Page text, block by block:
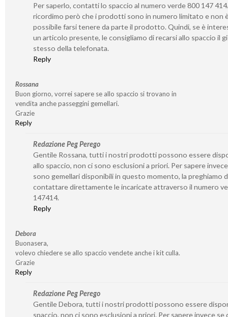
Per saperlo, contatti lo spaccio al numero verde 800 147
ricordimo però che i prodotti sono in numero limitato e non
possibile farsi tenere da parte il prodotto. Quindi, se è
un articolo presente, le consigliamo di recarsi allo spaccio il
stesso della telefonata.
Reply
Rossana
Buon giorno, vorrei sapere se allo spaccio si trovano in
vendita anche passeggini gemellari.
Grazie
Reply
Redazione Peg Perego
Gentile Rossana, tutti i nostri prodotti possono essere
allo spaccio, non ci sono esclusioni a priori. Per sapere
sono gemellari disponibili in questo momento, la preghiamo
contattare direttamente le incaricate attraverso il numero
147414.
Reply
Debora
Buonasera,
volevo chiedere se allo spaccio vendete anche i kit culla.
Grazie
Reply
Redazione Peg Perego
Gentile Debora, tutti i nostri prodotti possono essere
spaccio, non ci sono esclusioni a priori. Per sapere invece se